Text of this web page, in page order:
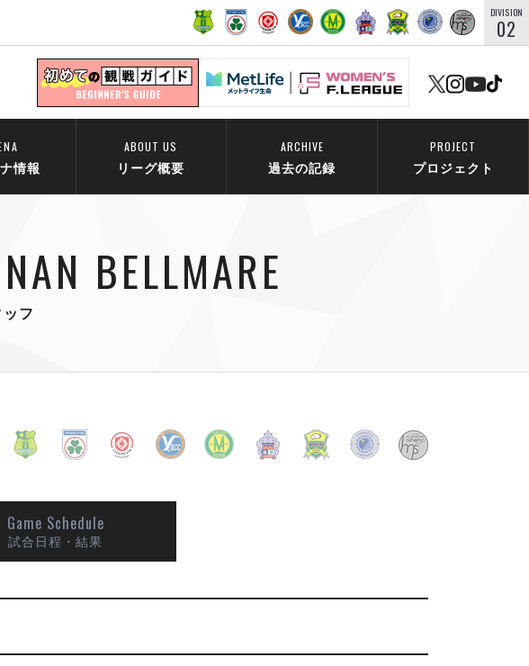
DIVISION
02
情報
ABOUT US
リーグ概要
ARCHIVE
過去の記録
PROJECT
プロジェクト
BELLMARE
フ
Game Schedule
試合日程・結果